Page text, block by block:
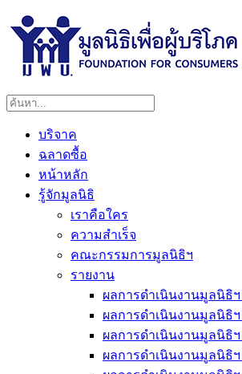
บริจาค
ฉลาดซื้อ
หน้าหลัก
รู้จักมูลนิธิ
เราคือใคร
ความสำเร็จ
คณะกรรมการมูลนิธิฯ
รายงาน
ผลการดำเนินงานมูลนิธิฯ
ผลการดำเนินงานมูลนิธิฯ
ผลการดำเนินงานมูลนิธิฯ
ผลการดำเนินงานมูลนิธิฯ